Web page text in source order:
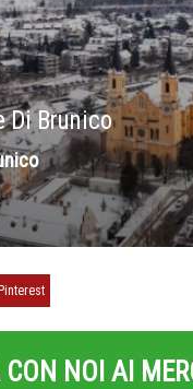
Di Brunico
NOI AI